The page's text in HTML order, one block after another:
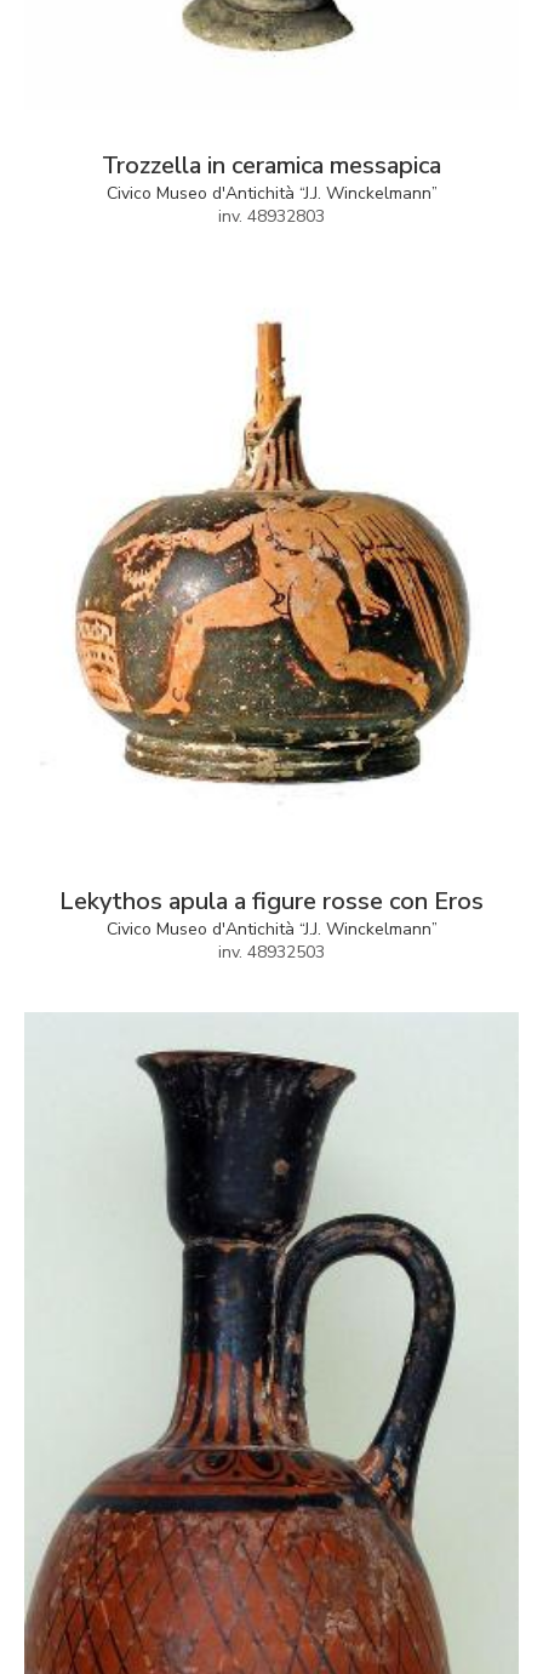
Trozzella in ceramica messapica
Civico Museo d'Antichità “J.J. Winckelmann”
inv. 48932803
Lekythos apula a figure rosse con Eros
Civico Museo d'Antichità “J.J. Winckelmann”
inv. 48932503